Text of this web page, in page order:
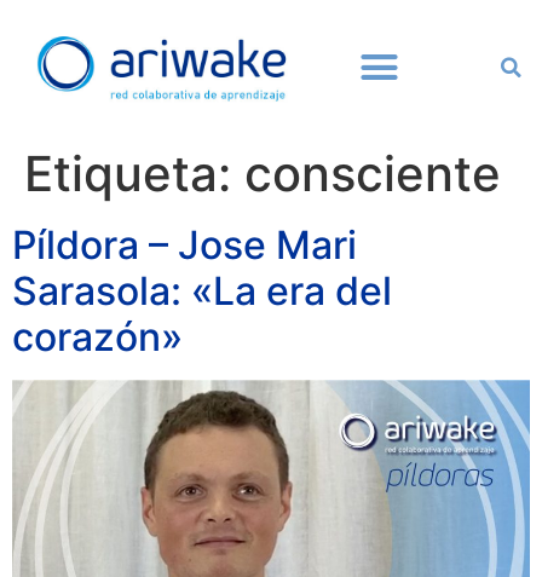
Etiqueta: consciente
Píldora – Jose Mari
Sarasola: «La era del
corazón»